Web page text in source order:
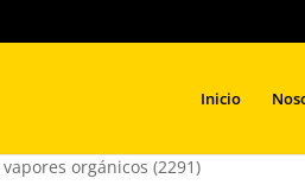
Inicio
productos
orgánicos (2291)